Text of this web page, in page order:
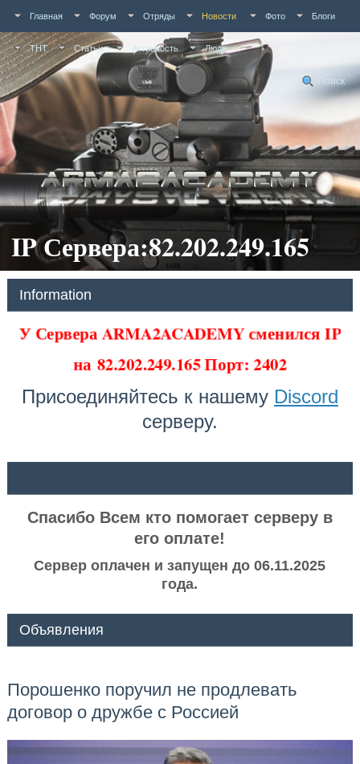
Главная Форум Отряды Новости Фото Блоги
ТНТ Статьи Активность Люди
Поиск
IP Сервера:82.202.249.165
Information
У Сервера ARMA2ACADEMY сменился IP
на82.202.249.165 Порт: 2402
Присоединяйтесь к нашему Discord
серверу.
Спасибо Всем кто помогает серверу в
его оплате!
Сервер оплачен и запущен до 06.11.2025
года.
Объявления
Порошенко поручил не продлевать
договор о дружбе с Россией